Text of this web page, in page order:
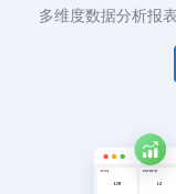
多维度数据分析报